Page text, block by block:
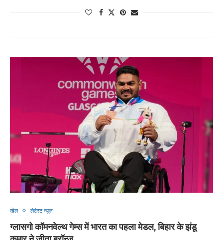
खेल लेटेस्ट न्यूज़
ग्लासगो कॉमनवेल्थ गेम्स में भारत का पहला मेडल, बिहार के झंडू